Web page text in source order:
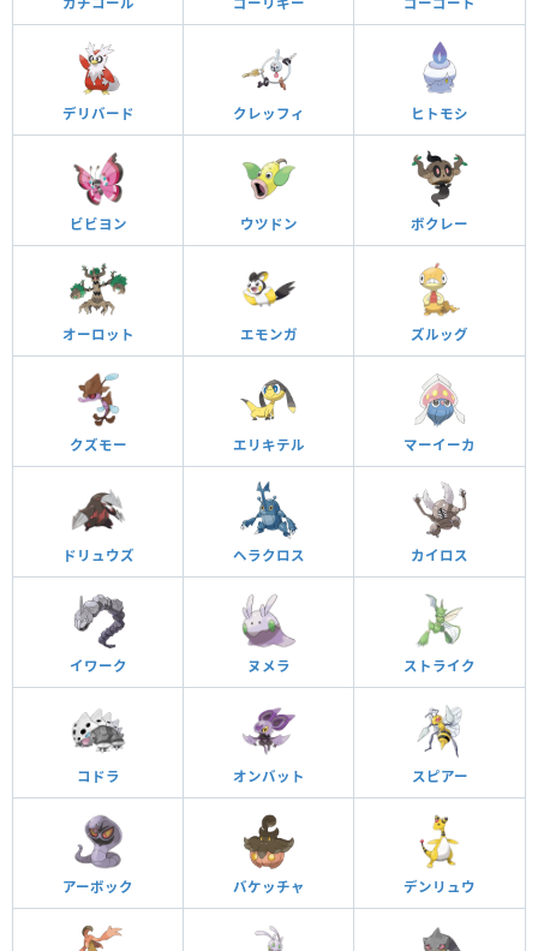
デリバード クレッフィ ヒトモシ
ビビヨン ウツドン ボクレー
オーロット エモンガ ズルッグ
クズモー エリキテル マーイーカ
ドリュウズ ヘラクロス カイロス
イワーク ヌメラ ストライク
コドラ オンバット スピアー
アーボック バケッチャ デンリュウ